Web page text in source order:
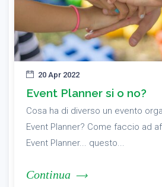
20 Apr 2022
Event Planner si o no?
Cosa ha di diverso un evento
Event Planner? Come faccio ad
Event Planner... questo...
Continua